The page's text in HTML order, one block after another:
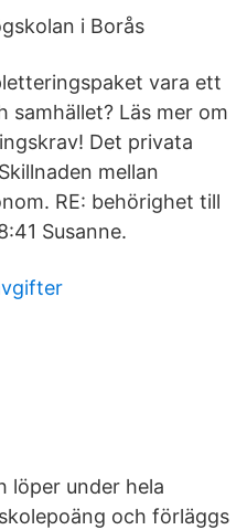
i Borås
vara ett
Läs mer om
Det privata
mellan
RE: behörighet till
Susanne.
löper under hela
och förläggs